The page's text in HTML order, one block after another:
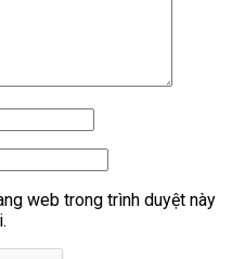
web trong trình duyệt này